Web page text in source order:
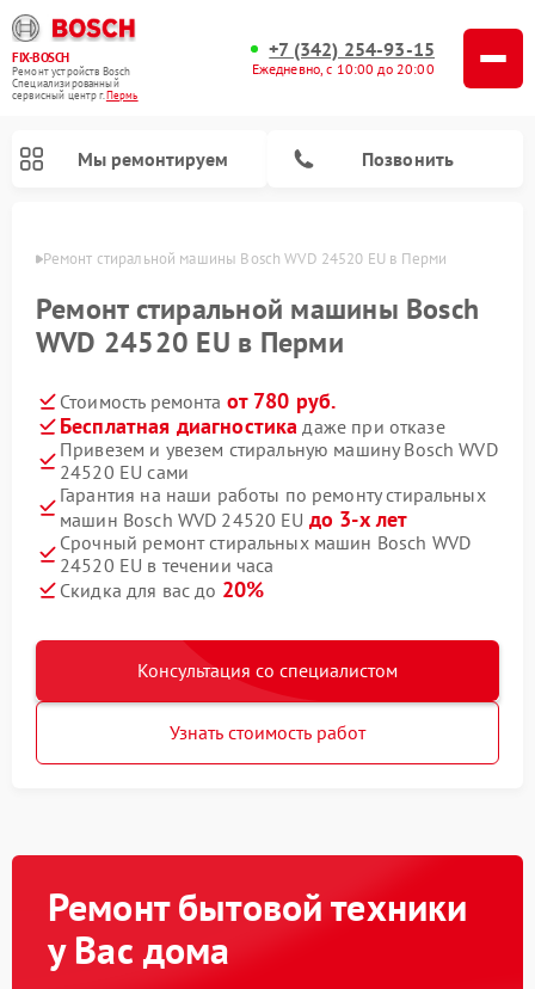
FIX-BOSCH
Ремонт устройств Bosch
Специализированный
cервисный центр г.Пермь
+7 (342) 254-93-15
Ежедневно, с 10:00 до 20:00
Мы ремонтируем Позвонить
Ремонт стиральной машины Bosch WVD 24520 EU в Перми
Ремонт стиральной машины Bosch
WVD 24520 EU в Перми
Стоимость ремонта от 780 руб.
Бесплатная диагностика даже при отказе
Привезем и увезем стиральную машину Bosch WVD
24520 EU сами
Гарантия на наши работы по ремонту стиральных
машин Bosch WVD 24520 EU до 3-х лет
Срочный ремонт стиральных машин Bosch WVD
24520 EU в течении часа
Скидка для вас до 20%
Консультация со специалистом
Узнать стоимость работ
Ремонт бытовой техники
у Вас дома